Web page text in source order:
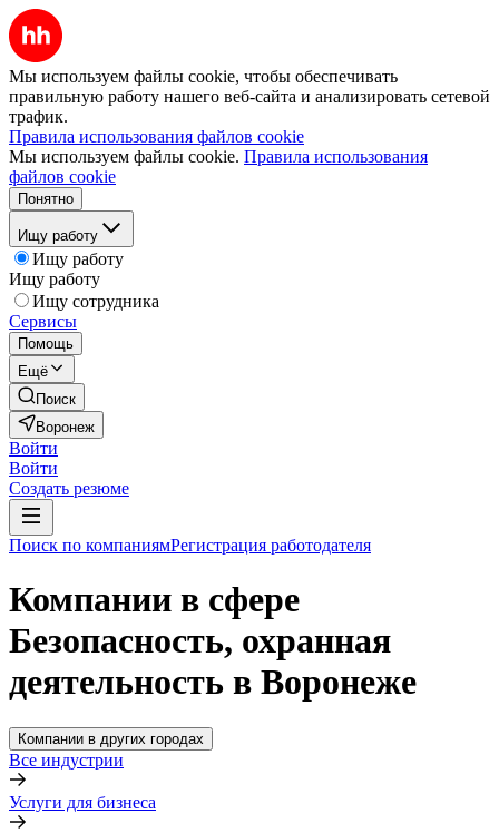
Мы используем файлы cookie, чтобы обеспечивать
правильную работу нашего веб-сайта и анализировать сетевой
трафик.
Правила использования файлов cookie
Мы используем файлы cookie. Правила использования
файлов cookie
Понятно
Ищу работу
Ищу работу
Ищу работу
Ищу сотрудника
Сервисы
Помощь
Ещё
Поиск
Воронеж
Войти
Войти
Создать резюме
Поиск по компаниямРегистрация работодателя
Компании в сфере
Безопасность, охранная
деятельность в Воронеже
Компании в других городах
Все индустрии
Услуги для бизнеса